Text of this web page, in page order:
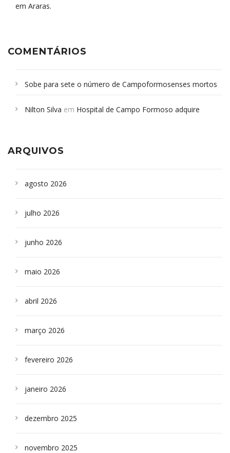
em Araras.
COMENTÁRIOS
Sobe para sete o número de Campoformosenses mortos
Campoformosenses que morreram em desabamentos são
Nilton Silva em Hospital de Campo Formoso adquire
ARQUIVOS
agosto 2026
julho 2026
junho 2026
maio 2026
abril 2026
março 2026
fevereiro 2026
janeiro 2026
dezembro 2025
novembro 2025